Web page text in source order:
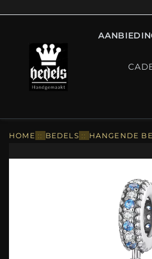
HOME :: BEDELS :: HANGENDE